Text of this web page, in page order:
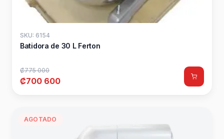
SKU: 6154
Batidora de 30 L Ferton
₡775 000
₡700 600
AGOTADO